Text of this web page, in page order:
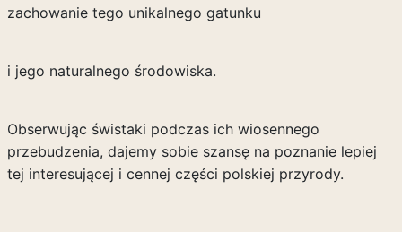
zachowanie tego unikalnego gatunku
i jego naturalnego środowiska.
Obserwując świstaki podczas ich wiosennego
przebudzenia, dajemy sobie szansę na poznanie lepiej
tej interesującej i cennej części polskiej przyrody.